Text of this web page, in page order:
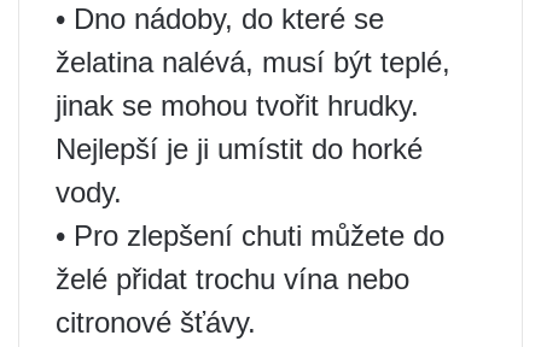
• Dno nádoby, do které se
želatina nalévá, musí být teplé,
jinak se mohou tvořit hrudky.
Nejlepší je ji umístit do horké
vody.
• Pro zlepšení chuti můžete do
želé přidat trochu vína nebo
citronové šťávy.